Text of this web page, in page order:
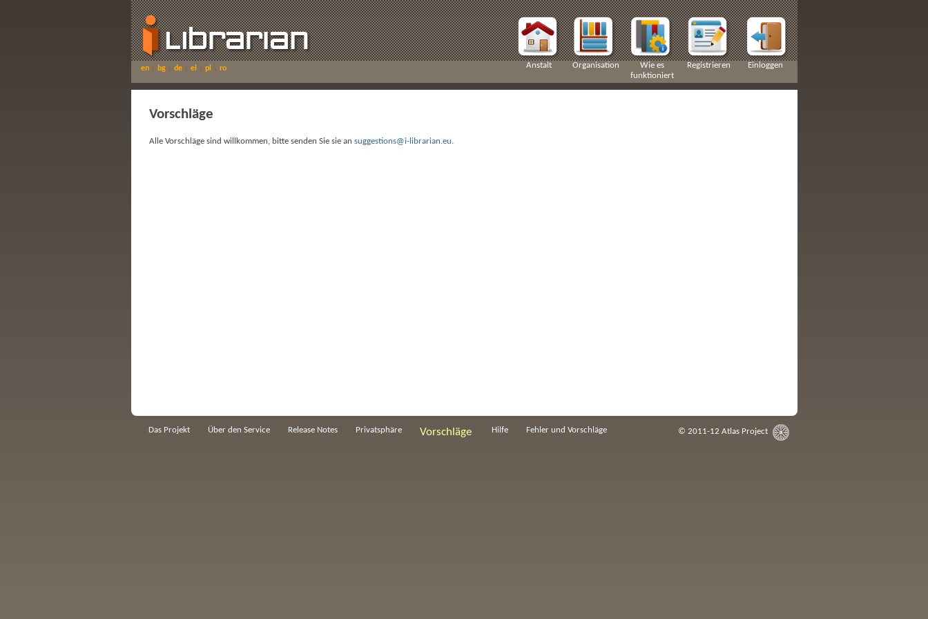
Anstalt Organisation
Wie es
funktioniert
Registrieren Einloggen
en bg de el pl ro
Vorschläge
Alle Vorschläge sind willkommen, bitte senden Sie sie an suggestions@i-librarian.eu.
© 2011-12 Atlas Project
Das Projekt Über den Service Release Notes Privatsphäre Vorschläge Hilfe Fehler und Vorschläge